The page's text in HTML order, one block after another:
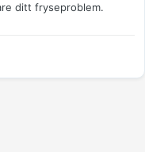
ditt fryseproblem.